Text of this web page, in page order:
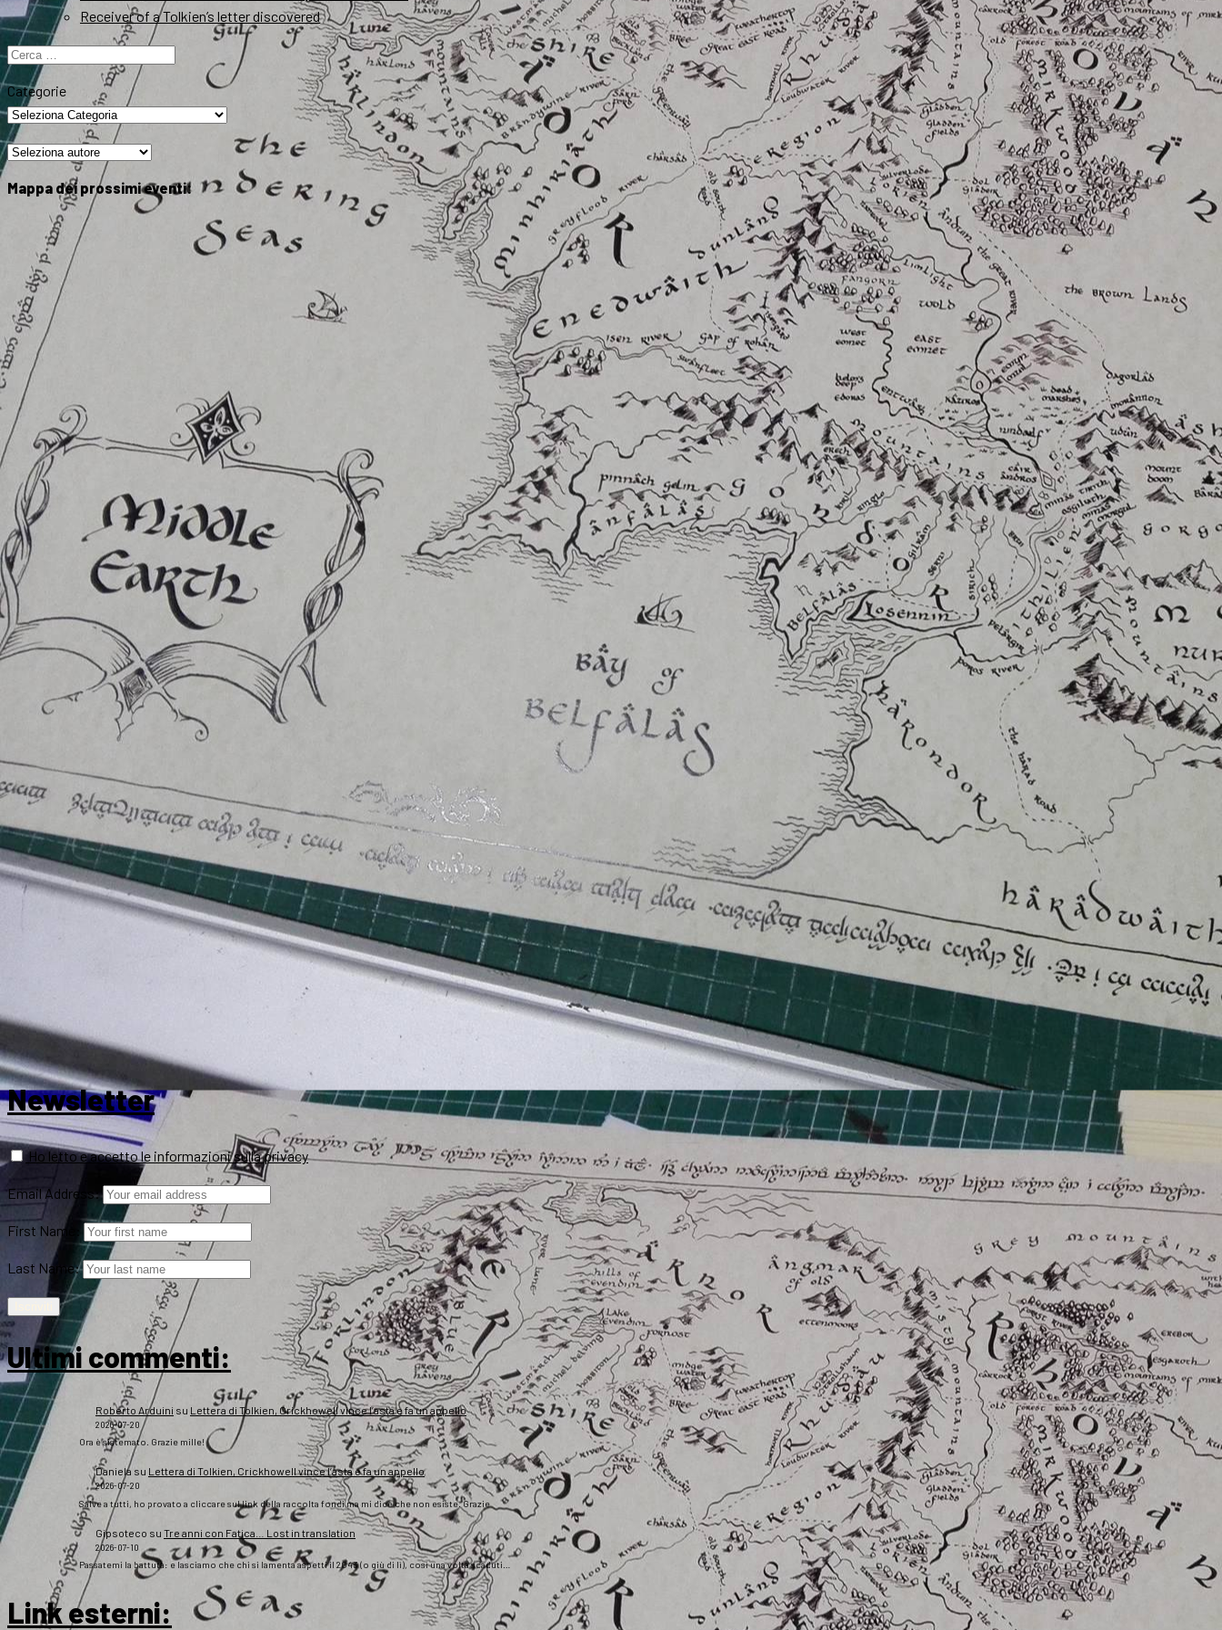
Receiver of a Tolkien’s letter discovered
Ricerca
per:
Categorie
Mappa dei prossimi eventi:
Newsletter
Ho letto e accetto le informazioni sulla privacy
Email Address:
First Name:
Last Name:
Ultimi commenti:
Roberto Arduini su Lettera di Tolkien, Crickhowell vince l’asta e fa un appello
2026-07-20
Ora è sistemato. Grazie mille!
Daniela su Lettera di Tolkien, Crickhowell vince l’asta e fa un appello
2026-07-20
Salve a tutti, ho provato a cliccare sul link della raccolta fondi ma mi dice che non esiste. Grazie
Gipsoteco su Tre anni con Fatica… Lost in translation
2026-07-10
Passatemi la battuta: e lasciamo che chi si lamenta aspetti il 2043 (o giù di lì), così una volta scaduti…
Link esterni: